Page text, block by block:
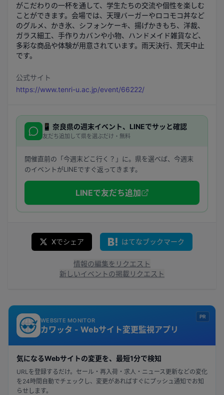
がこだわりの一杯を通して、学生たちの交流や個性を楽しむ
ことができます。会場では、天理バーガーやロコモコ丼など
のグルメ、かき氷、シフォンケーキ、揚げかきもち、洋裁、
ガラス細工、手作りカバンや小物、ハンドメイド雑貨など、
多彩な商品や体験が用意されています。雨天決行、荒天中止
です。
公式サイト
https://www.tenri-u.ac.jp/event/66222/
📱 奈良県の週末イベント、LINEでサッと確認
友だち追加して県を選ぶだけ・無料
開催直前の「今週末どこ行く？」に。県を選べば、今週末
のイベントがLINEですぐ返ってきます。
LINEで友だち追加
Xでシェア はてなブックマーク
情報の編集をリクエスト
新しいイベントの掲載リクエスト
PR
WEBSITE MONITOR
カワッタ - Webサイト変更監視アプリ
気になるWebサイトの変更を、最短1分で検知
URLを登録するだけ。セール・再入荷・求人・ニュース更新などの変化
を24時間自動でチェックし、変更があればすぐにプッシュ通知でお知
らせします。